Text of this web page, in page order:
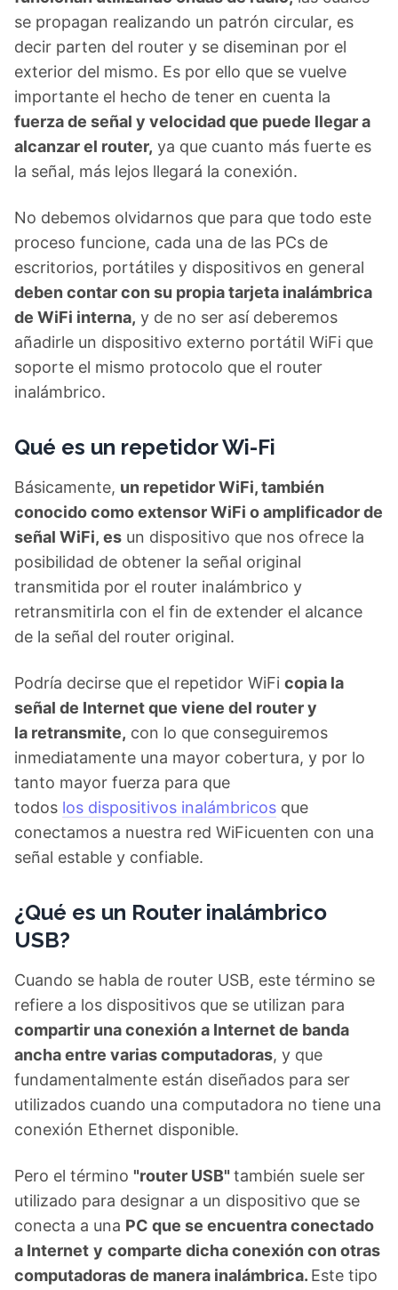
se propagan realizando un patrón circular, es
decir parten del router y se diseminan por el
exterior del mismo. Es por ello que se vuelve
importante el hecho de tener en cuenta la
fuerza de señal y velocidad que puede llegar a
alcanzar el router, ya que cuanto más fuerte es
la señal, más lejos llegará la conexión.
No debemos olvidarnos que para que todo este
proceso funcione, cada una de las PCs de
escritorios, portátiles y dispositivos en general
deben contar con su propia tarjeta inalámbrica
de WiFi interna, y de no ser así deberemos
añadirle un dispositivo externo portátil WiFi que
soporte el mismo protocolo que el router
inalámbrico.
Qué es un repetidor Wi-Fi
Básicamente, un repetidor WiFi, también
conocido como extensor WiFi o amplificador de
señal WiFi, es un dispositivo que nos ofrece la
posibilidad de obtener la señal original
transmitida por el router inalámbrico y
retransmitirla con el fin de extender el alcance
de la señal del router original.
Podría decirse que el repetidor WiFi copia la
señal de Internet que viene del router y
la retransmite, con lo que conseguiremos
inmediatamente una mayor cobertura, y por lo
tanto mayor fuerza para que
todos los dispositivos inalámbricos que
conectamos a nuestra red WiFicuenten con una
señal estable y confiable.
¿Qué es un Router inalámbrico
USB?
Cuando se habla de router USB, este término se
refiere a los dispositivos que se utilizan para
compartir una conexión a Internet de banda
ancha entre varias computadoras, y que
fundamentalmente están diseñados para ser
utilizados cuando una computadora no tiene una
conexión Ethernet disponible.
Pero el término "router USB"también suele ser
utilizado para designar a un dispositivo que se
conecta a una PC que se encuentra conectado
a Internet y comparte dicha conexión con otras
computadoras de manera inalámbrica. Este tipo